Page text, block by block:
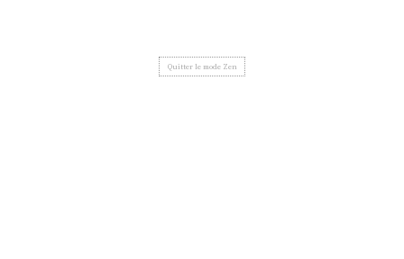
Quitter le mode Zen